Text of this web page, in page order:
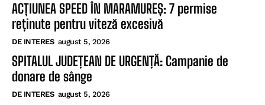
ACȚIUNEA SPEED ÎN MARAMUREȘ: 7 permise
reținute pentru viteză excesivă
DE INTERES august 5, 2026
SPITALUL JUDEȚEAN DE URGENȚĂ: Campanie de
donare de sânge
DE INTERES august 5, 2026